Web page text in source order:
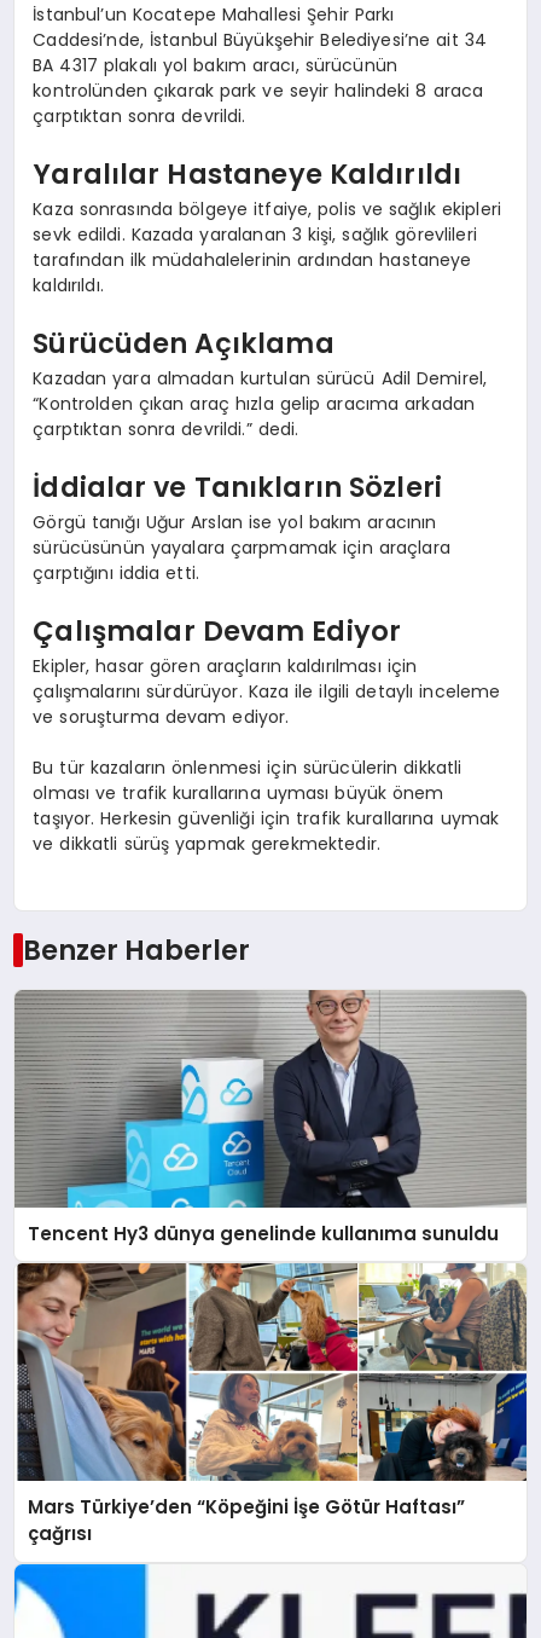
İstanbul’un Kocatepe Mahallesi Şehir Parkı
Caddesi’nde, İstanbul Büyükşehir Belediyesi’ne ait 34
BA 4317 plakalı yol bakım aracı, sürücünün
kontrolünden çıkarak park ve seyir halindeki 8 araca
çarptıktan sonra devrildi.
Yaralılar Hastaneye Kaldırıldı
Kaza sonrasında bölgeye itfaiye, polis ve sağlık ekipleri
sevk edildi. Kazada yaralanan 3 kişi, sağlık görevlileri
tarafından ilk müdahalelerinin ardından hastaneye
kaldırıldı.
Sürücüden Açıklama
Kazadan yara almadan kurtulan sürücü Adil Demirel,
“Kontrolden çıkan araç hızla gelip aracıma arkadan
çarptıktan sonra devrildi.” dedi.
İddialar ve Tanıkların Sözleri
Görgü tanığı Uğur Arslan ise yol bakım aracının
sürücüsünün yayalara çarpmamak için araçlara
çarptığını iddia etti.
Çalışmalar Devam Ediyor
Ekipler, hasar gören araçların kaldırılması için
çalışmalarını sürdürüyor. Kaza ile ilgili detaylı inceleme
ve soruşturma devam ediyor.
Bu tür kazaların önlenmesi için sürücülerin dikkatli
olması ve trafik kurallarına uyması büyük önem
taşıyor. Herkesin güvenliği için trafik kurallarına uymak
ve dikkatli sürüş yapmak gerekmektedir.
Benzer Haberler
Tencent Hy3 dünya genelinde kullanıma sunuldu
Mars Türkiye’den “Köpeğini İşe Götür Haftası”
çağrısı